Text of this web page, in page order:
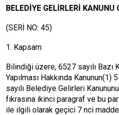
BELEDİYE GELİRLERİ KANUNU
(SERİ NO: 45)
1. Kapsam
Bilindiği üzere, 6527 sayılı Bazı
Yapılması Hakkında
sayılı Belediye Gelirleri
fıkrasına ikinci paragraf ve bu
ile ilgili olarak geçici 7 nci